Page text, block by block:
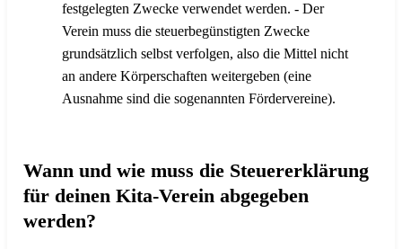
festgelegten Zwecke verwendet werden. - Der
Verein muss die steuerbegünstigten Zwecke
grundsätzlich selbst verfolgen, also die Mittel nicht
an andere Körperschaften weitergeben (eine
Ausnahme sind die sogenannten Fördervereine).
Wann und wie muss die Steuererklärung
für deinen Kita-Verein abgegeben
werden?